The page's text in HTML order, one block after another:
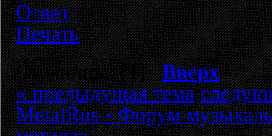
Ответ
Печать
Страницы: [1]Вверх
« предыдущая тема
MetalRus - Форум